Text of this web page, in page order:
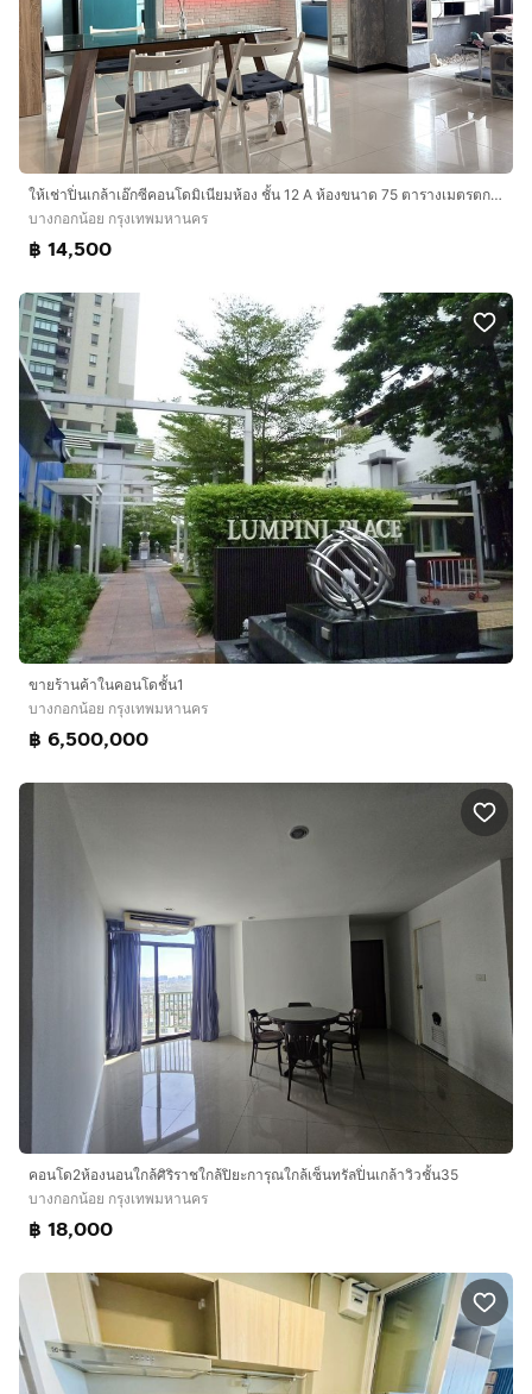
ให้เช่าปิ่นเกล้าเอ๊กซีคอนโดมิเนียมห้อง ชั้น 12 A ห้องขนาด 75 ตารางเมตรตกแต่งสไตล์ทันสมัย ห้องวิวเมืองลมเย็นสบาย เฟอร์นิเจอร์ครบเซตพร้อมเครื่
บางกอกน้อย กรุงเทพมหานคร
฿ 14,500
ขายร้านค้าในคอนโดชั้น1
บางกอกน้อย กรุงเทพมหานคร
฿ 6,500,000
คอนโด2ห้องนอนใกล้ศิริราชใกล้ปิยะการุณใกล้เซ็นทรัลปิ่นเกล้าวิวชั้น35
บางกอกน้อย กรุงเทพมหานคร
฿ 18,000